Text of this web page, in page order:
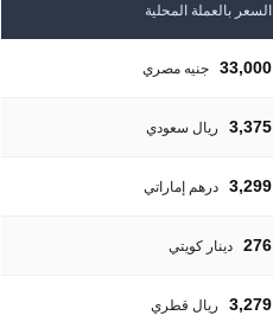
السعر بالعملة المحلية
33,000 جنيه مصري
3,375 ريال سعودي
3,299 درهم إماراتي
276 دينار كويتي
3,279 ريال قطري